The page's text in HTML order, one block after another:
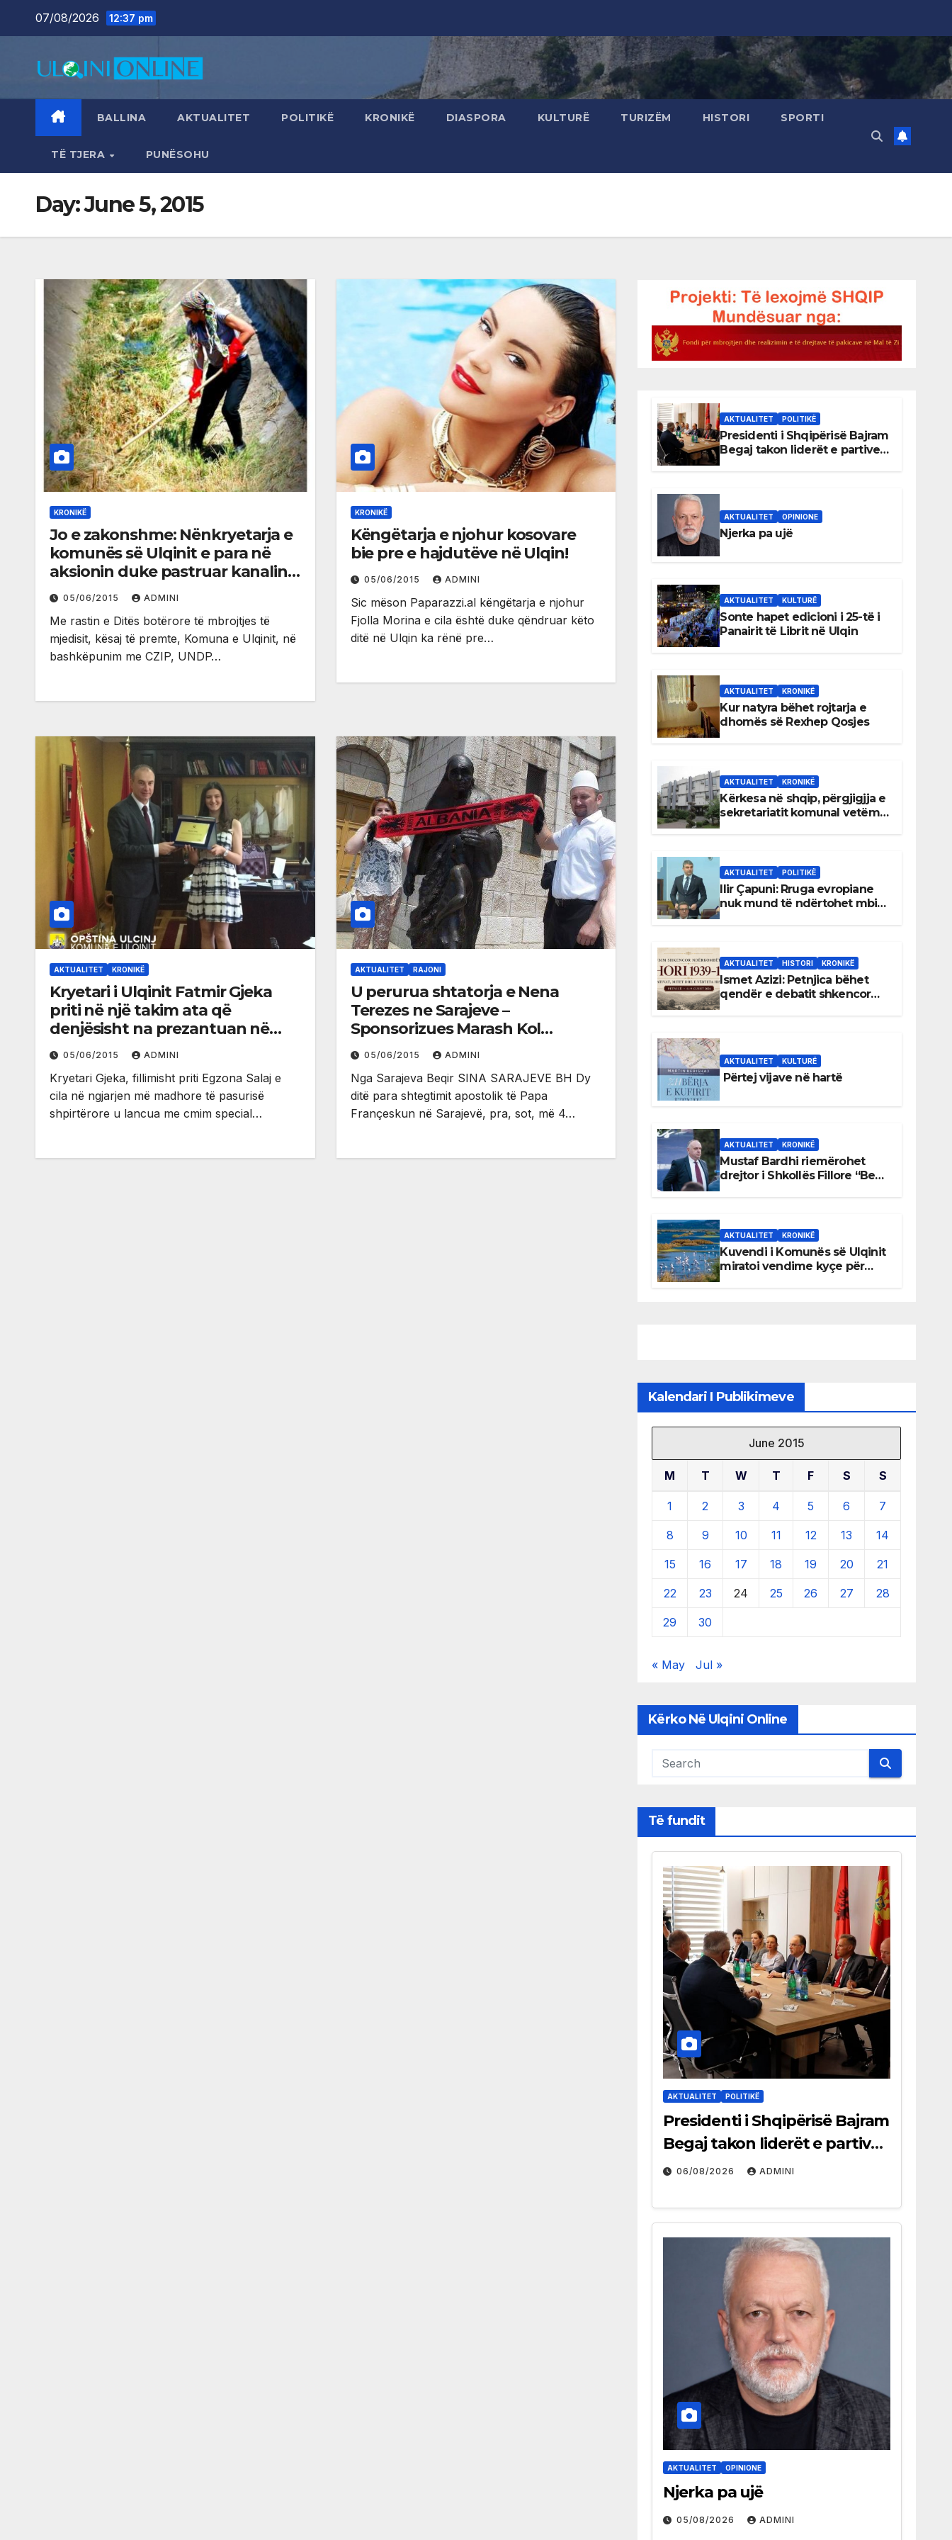
07/08/2026 12:37 pm
BALLINA AKTUALITET POLITIKË KRONIKË DIASPORA KULTURË TURIZËM HISTORI SPORTI
TË TJERA PUNËSOHU
Day:June 5, 2015
KRONIKË
Jo e zakonshme: Nënkryetarja e
komunës së Ulqinit e para në
aksionin duke pastruar kanalin e
Kripores (foto)
05/06/2015 ADMINI
Me rastin e Ditës botërore të mbrojtjes të
mjedisit, kësaj të premte, Komuna e Ulqinit, në
bashkëpunim me CZIP, UNDP…
KRONIKË
Këngëtarja e njohur kosovare
bie pre e hajdutëve në Ulqin!
05/06/2015 ADMINI
Sic mëson Paparazzi.al këngëtarja e njohur
Fjolla Morina e cila është duke qëndruar këto
ditë në Ulqin ka rënë pre…
AKTUALITET KRONIKË
Kryetari i Ulqinit Fatmir Gjeka
priti në një takim ata që
denjësisht na prezantuan në
Festivalin Folklorik Kombëtar të
Gjirokastrës (foto)
05/06/2015 ADMINI
Kryetari Gjeka, fillimisht priti Egzona Salaj e
cila në ngjarjen më madhore të pasurisë
shpirtërore u lancua me cmim special…
AKTUALITET RAJONI
U perurua shtatorja e Nena
Terezes ne Sarajeve –
Sponsorizues Marash Kol
Nucullaj nga Koja e Tuzit
(foto,video)
05/06/2015 ADMINI
Nga Sarajeva Beqir SINA SARAJEVE BH Dy
ditë para shtegtimit apostolik të Papa
Françeskun në Sarajevë, pra, sot, më 4…
AKTUALITET POLITIKË
Presidenti i Shqipërisë Bajram
Begaj takon liderët e partive
AKTUALITET OPINIONE
Njerka pa ujë
AKTUALITET KULTURË
Sonte hapet edicioni i 25-të i
Panairit të Librit në Ulqin
AKTUALITET KRONIKË
Kur natyra bëhet rojtarja e
dhomës së Rexhep Qosjes
AKTUALITET KRONIKË
Kërkesa në shqip, përgjigjja e
sekretariatit komunal vetëm
AKTUALITET POLITIKË
Ilir Çapuni: Rruga evropiane
nuk mund të ndërtohet mbi
AKTUALITET HISTORI KRONIKË
Ismet Azizi: Petnjica bëhet
qendër e debatit shkencor
AKTUALITET KULTURË
Përtej vijave në hartë
AKTUALITET KRONIKË
Mustaf Bardhi riemërohet
drejtor i Shkollës Fillore “Bedri
AKTUALITET KRONIKË
Kuvendi i Komunës së Ulqinit
miratoi vendime kyçe për
Kalendari I Publikimeve
June 2015
M T W T F S S
1 2 3 4 5 6 7
8 9 10 11 12 13 14
15 16 17 18 19 20 21
22 23 24 25 26 27 28
29 30
« May Jul »
Kërko Në Ulqini Online
Të fundit
AKTUALITET POLITIKË
Presidenti i Shqipërisë Bajram
Begaj takon liderët e partive
shqiptare në Ulqin
06/08/2026 ADMINI
AKTUALITET OPINIONE
Njerka pa ujë
05/08/2026 ADMINI